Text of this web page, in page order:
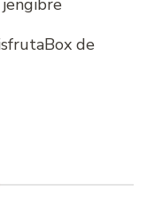
jengibre
de